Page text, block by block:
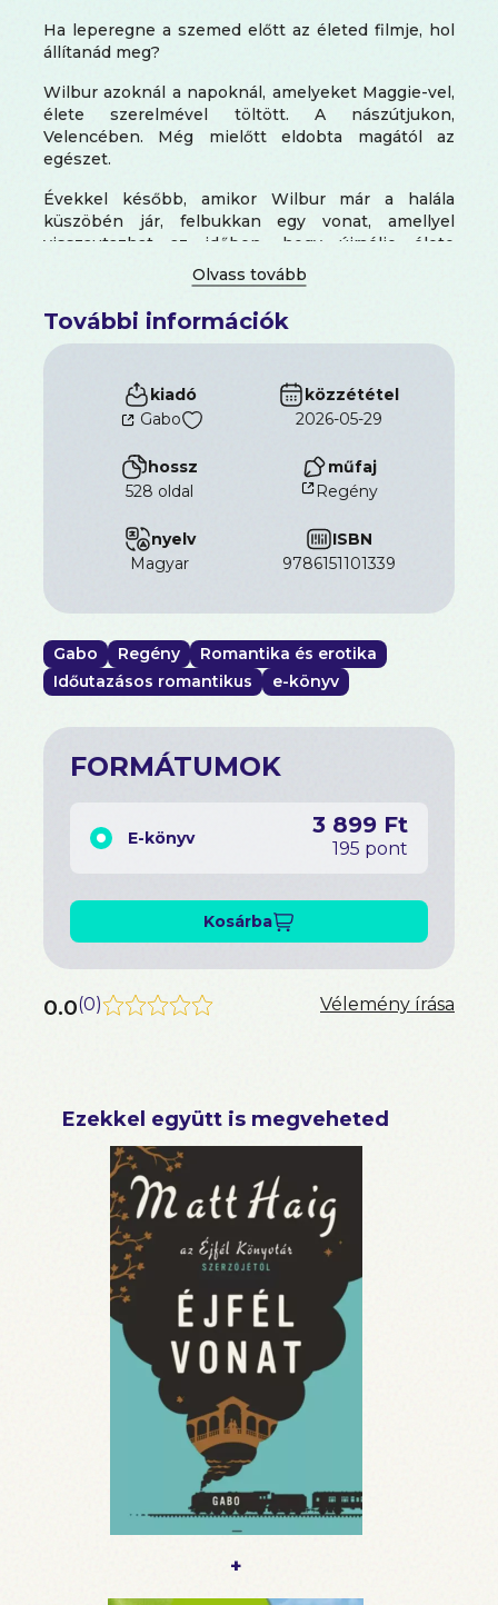
Ha leperegne a szemed előtt az életed filmje, hol
állítanád meg?
Wilbur azoknál a napoknál, amelyeket Maggie-vel,
élete szerelmével töltött. A nászútjukon,
Velencében. Még mielőtt eldobta magától az
egészet.
Évekkel később, amikor Wilbur már a halála
küszöbén jár, felbukkan egy vonat, amellyel
visszautazhat az időben, hogy újraélje élete
legfontosabb pillanatait. Hamarosan rájön, mennyi
mindenen változtatott volna… De vajon tényleg túl
késő ehhez?
Az Éjfél Vonat a csodák és a változások regénye,
amely az Éjfél Könyvtár világában játszódik.
További információk
kiadó
Gabo
közzététel
2026-05-29
hossz
528 oldal
műfaj
Regény
nyelv
magyar
ISBN
9786151101339
Gabo Regény
Romantika és erotika
Időutazásos romantikus
e-könyv
FORMÁTUMOK
E-könyv 3 899 Ft
195 pont
Kosárba
0.0(0) Vélemény írása
Ezekkel együtt is megveheted
+